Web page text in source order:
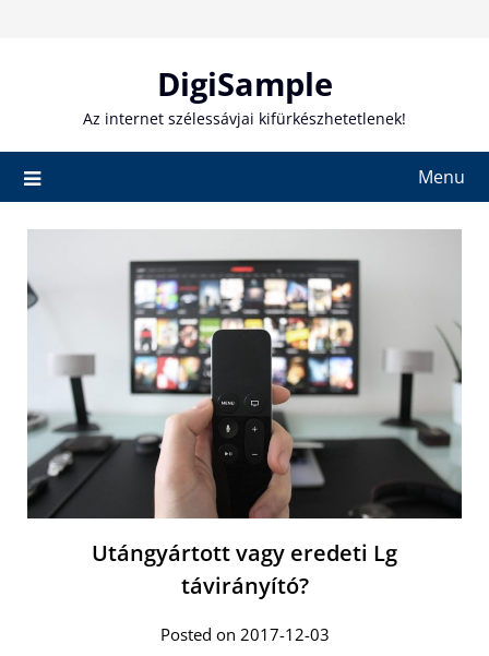
DigiSample
Az internet szélessávjai kifürkészhetetlenek!
Menu
Utángyártott vagy eredeti Lg
távirányító?
Posted on 2017-12-03